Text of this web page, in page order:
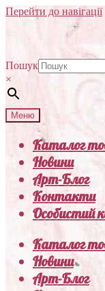
Перейти до навігації
Пошук
×
Меню
Каталог
Новини
Арт-Блог
Контакти
Особистий
Каталог
Новини
Арт-Блог